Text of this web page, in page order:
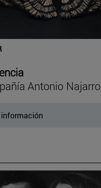
Antonio Najarro